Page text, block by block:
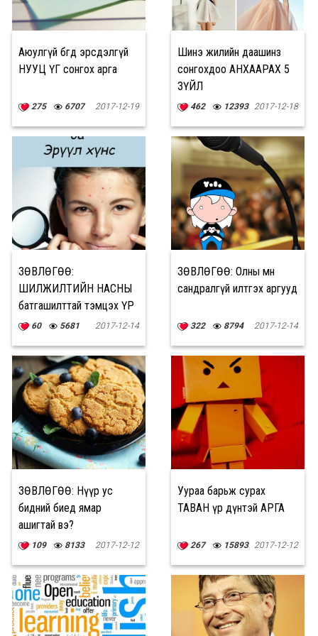
Аюулгүй бөгөөд эрсдэлгүй
НУУЦ ҮГ сонгох арга
275 6707 2017-12-19
Шинэ жилийн даашинз
сонгохдоо АНХААРАХ 5
ЗҮЙЛ
462 12393 2017-12-18
ЗӨВЛӨГӨӨ:
ШИЛЖИЛТИЙН НАСНЫ
батгашилттай тэмцэх ҮР
ДҮНТЭЙ аргууд
60 5681 2017-12-14
ЗӨВЛӨГӨӨ: Олны өмнө
сандралгүй илтгэх аргууд
322 8794 2017-12-14
ЗӨВЛӨГӨӨ: Нүүр ус
бидний биед ямар
ашигтай вэ?
109 8133 2017-12-12
Уураа барьж сурах
ТАВАН үр дүнтэй АРГА
267 15893 2017-12-12